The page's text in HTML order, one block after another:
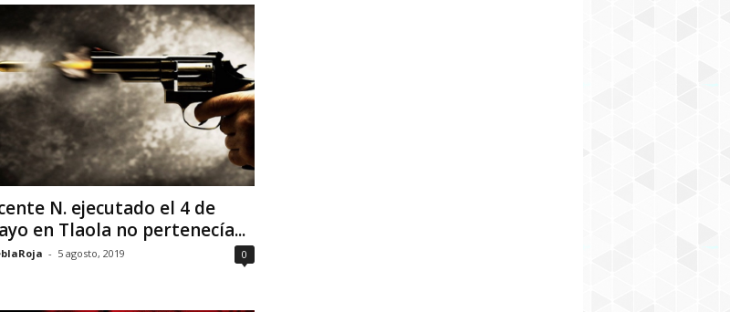
N. ejecutado el 4 de
en Tlaola no pertenecía...
- 5 agosto, 2019 0